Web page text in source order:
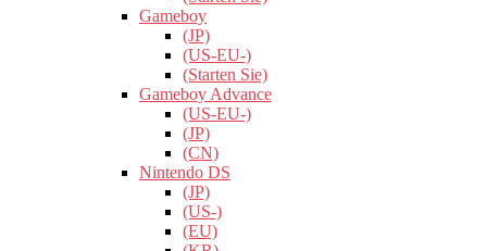
Gameboy
(JP)
(US-EU-)
(Starten Sie)
Gameboy Advance
(US-EU-)
(JP)
(CN)
Nintendo DS
(JP)
(US-)
(EU)